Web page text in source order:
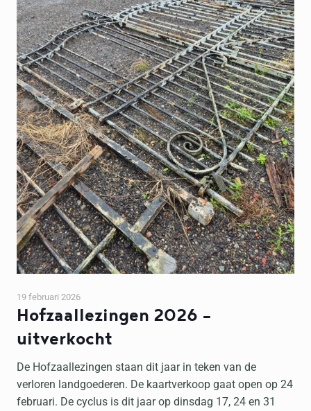
Hofzaallezingen 2026 –
uitverkocht
19 februari 2026
De Hofzaallezingen staan dit jaar in teken van de
verloren landgoederen. De kaartverkoop gaat open op 24
februari. De cyclus is dit jaar op dinsdag 17, 24 en 31